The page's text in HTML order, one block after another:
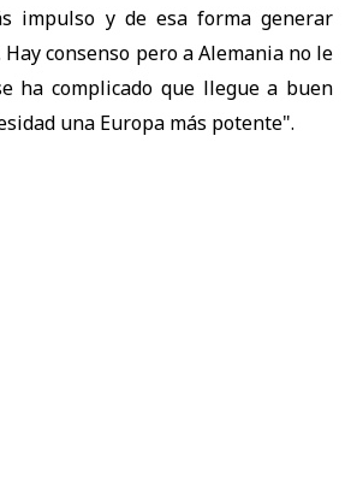
impulso y de esa forma generar
consenso pero a Alemania no le
ha complicado que llegue a buen
una Europa más potente".